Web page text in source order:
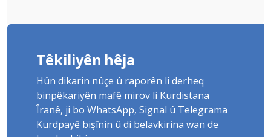
Têkiliyên hêja
Hûn dikarin nûçe û raporên li derheq
binpêkariyên mafê mirov li Kurdistana
Îranê, ji bo WhatsApp, Signal û Telegrama
Kurdpayê bişînin û di belavkirina wan de